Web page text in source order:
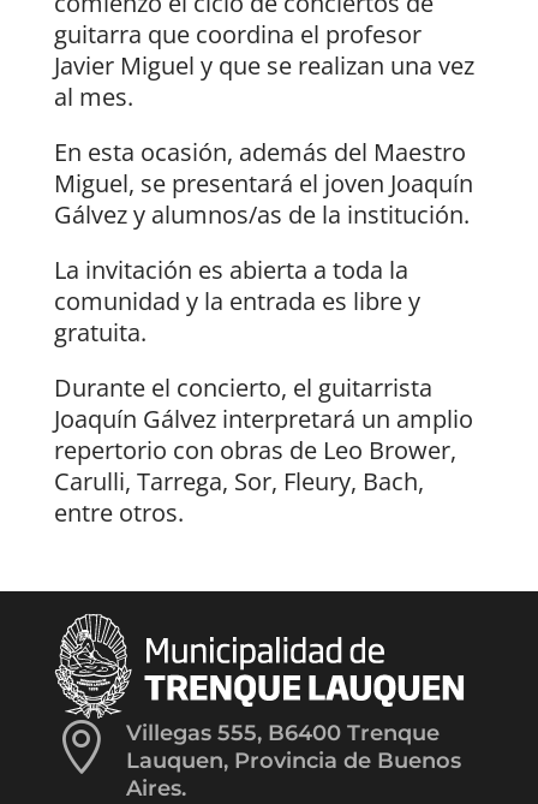
guitarra que coordina el profesor
Javier Miguel y que se realizan una vez
al mes.
En esta ocasión, además del Maestro
Miguel, se presentará el joven Joaquín
Gálvez y alumnos/as de la institución.
La invitación es abierta a toda la
comunidad y la entrada es libre y
gratuita.
Durante el concierto, el guitarrista
Joaquín Gálvez interpretará un amplio
repertorio con obras de Leo Brower,
Carulli, Tarrega, Sor, Fleury, Bach,
entre otros.

Villegas 555, B6400 Trenque
Lauquen, Provincia de Buenos
Aires.